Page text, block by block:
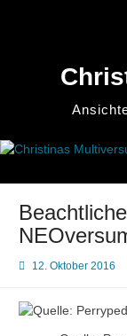
12. Oktober 2016